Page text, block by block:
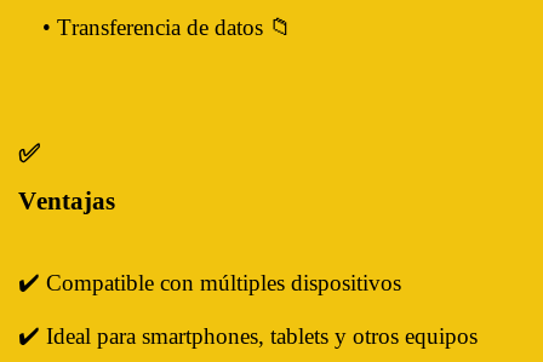
• Transferencia de datos 📁
✅
Ventajas
✔️ Compatible con múltiples dispositivos
✔️ Ideal para smartphones, tablets y otros equipos